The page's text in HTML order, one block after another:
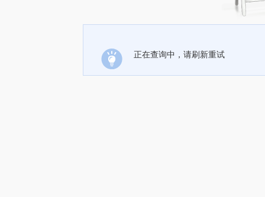
正在查询中，请刷新重试